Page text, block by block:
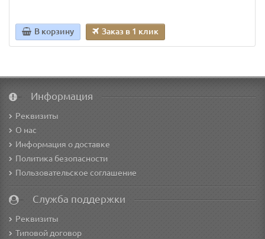
В корзину Заказ в 1 клик
Информация
Реквизиты
О нас
Информация о доставке
Политика безопасности
Пользовательское соглашение
Служба поддержки
Реквизиты
Типовой договор